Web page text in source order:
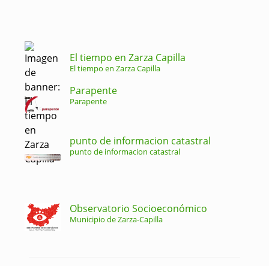
El tiempo en Zarza Capilla
El tiempo en Zarza Capilla
Parapente
Parapente
punto de informacion catastral
punto de informacion catastral
Observatorio Socioeconómico
Municipio de Zarza-Capilla